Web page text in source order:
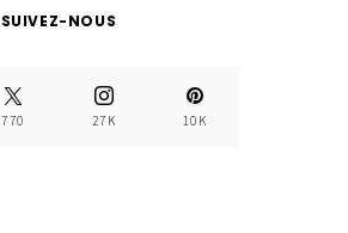
SUIVEZ-NOUS
770 27K 10K